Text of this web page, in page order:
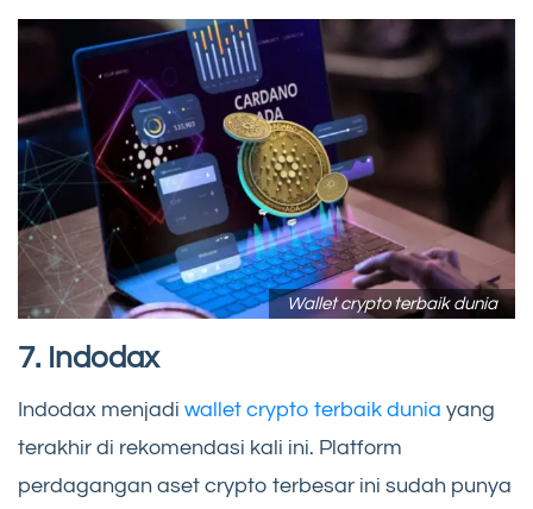
Wallet crypto terbaik dunia
7. Indodax
Indodax menjadi wallet crypto terbaik dunia yang
terakhir di rekomendasi kali ini. Platform
perdagangan aset crypto terbesar ini sudah punya